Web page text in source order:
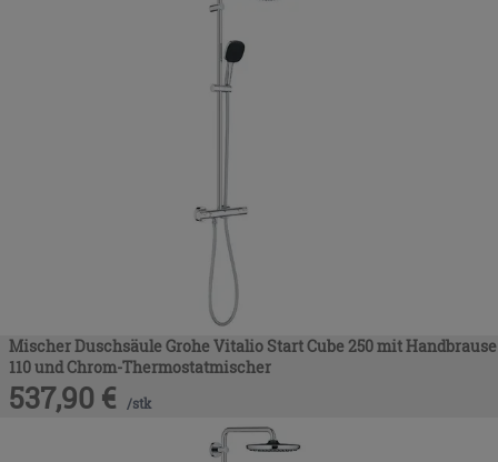
Mischer Duschsäule Grohe Vitalio Start Cube 250 mit Handbrause
110 und Chrom-Thermostatmischer
537,90 € /stk